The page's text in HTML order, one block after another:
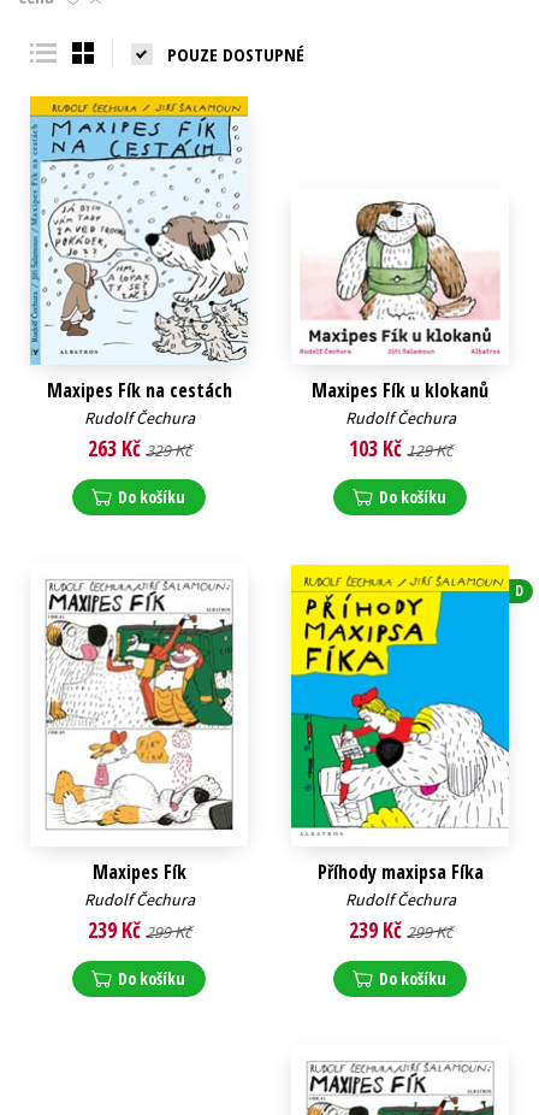
Young adult (SK)
POUZE DOSTUPNÉ
Maxipes Fík na cestách
Rudolf Čechura
263 Kč 329 Kč
Do košíku
Maxipes Fík u klokanů
Rudolf Čechura
103 Kč 129 Kč
Do košíku
Maxipes Fík
Rudolf Čechura
239 Kč 299 Kč
Do košíku
D
Příhody maxipsa Fíka
Rudolf Čechura
239 Kč 299 Kč
Do košíku